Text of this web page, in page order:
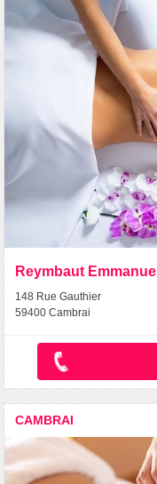
Reymbaut Emmanuel
148 Rue Gauthier
59400 Cambrai
CAMBRAI